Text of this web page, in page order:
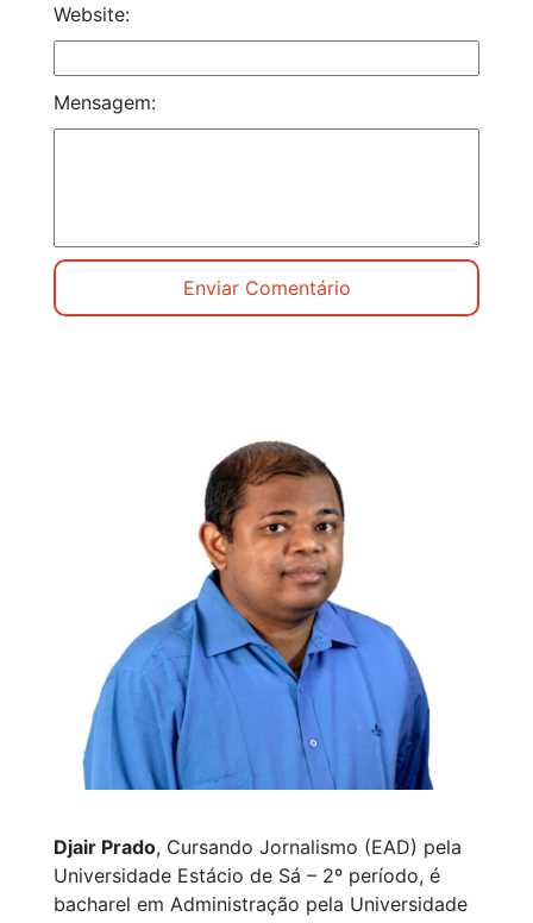
Website:
Mensagem:
Djair Prado, Cursando Jornalismo (EAD) pela
Universidade Estácio de Sá – 2º período, é
bacharel em Administração pela Universidade